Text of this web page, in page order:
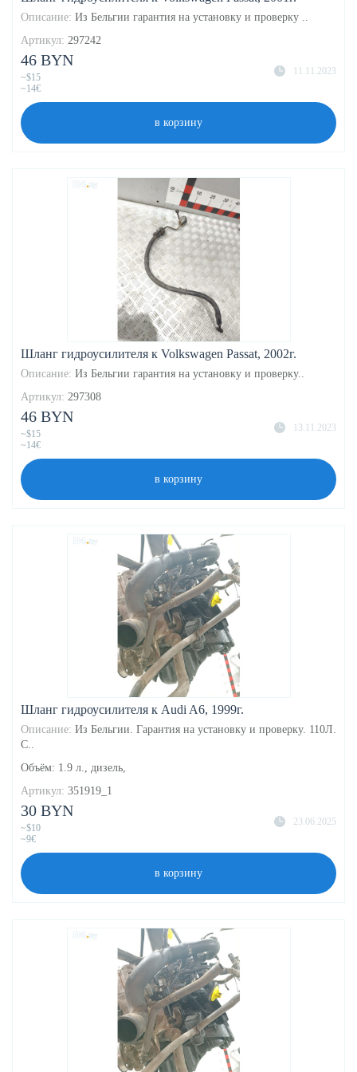
Описание: Из Бельгии гарантия на установку и проверку ..
Артикул: 297242
11.11.2023
46 BYN
~$15
~14€
в корзину
Шланг гидроусилителя к Volkswagen Passat, 2002г.
Описание: Из Бельгии гарантия на установку и проверку..
Артикул: 297308
13.11.2023
46 BYN
~$15
~14€
в корзину
Шланг гидроусилителя к Audi A6, 1999г.
Описание: Из Бельгии. Гарантия на установку и проверку. 110Л.
С..
Объём: 1.9 л., дизель,
Артикул: 351919_1
23.06.2025
30 BYN
~$10
~9€
в корзину